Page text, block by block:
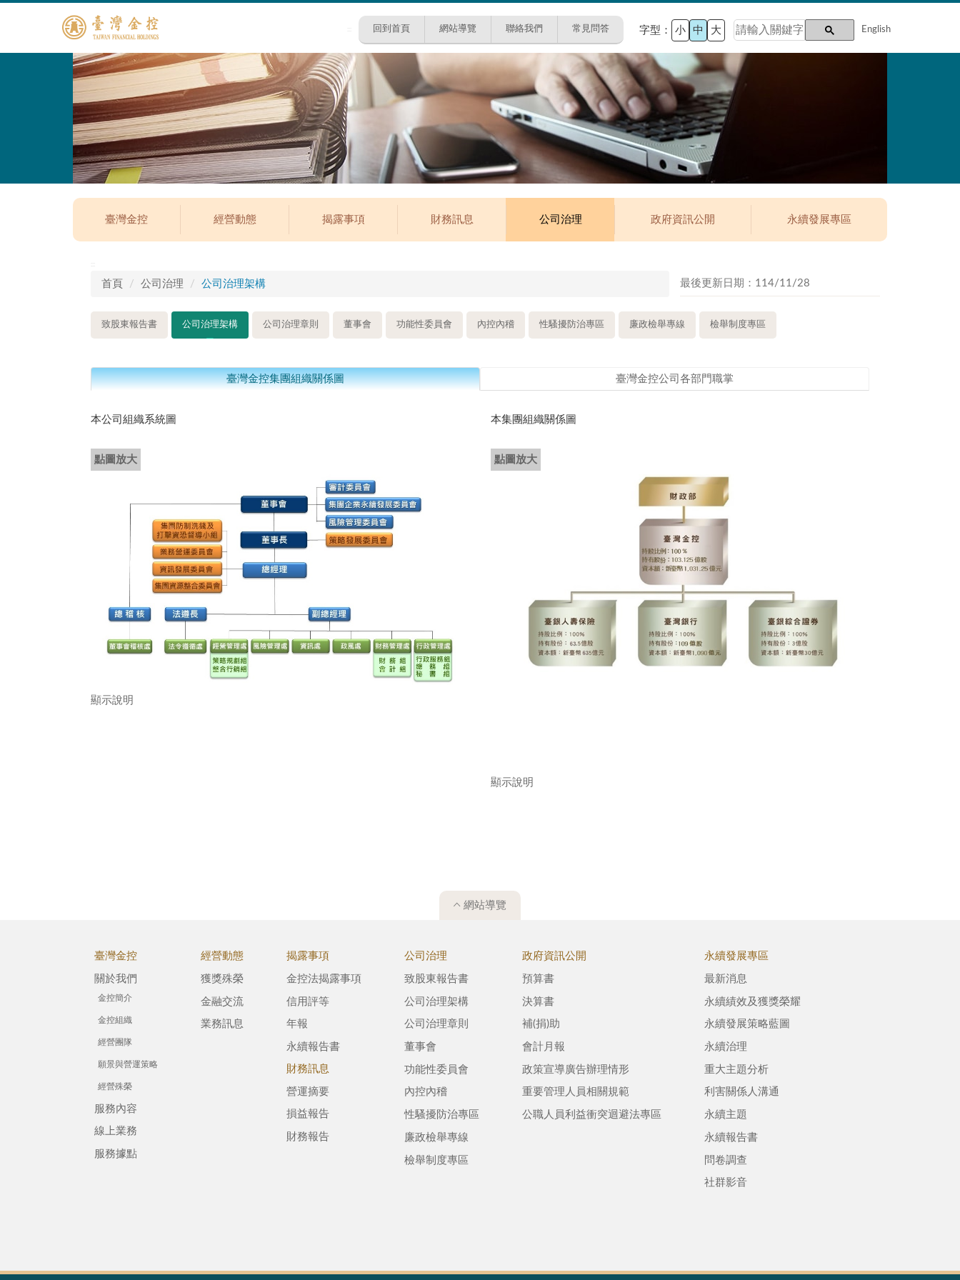
回到首頁 網站導覽 聯絡我們 常見問答 字型： 小 中 大 English
臺灣金控 經營動態 揭露事項 財務訊息 公司治理 政府資訊公開 永續發展專區
首頁 公司治理 公司治理架構 最後更新日期：114/11/28
致股東報告書 公司治理架構 公司治理章則 董事會 功能性委員會 內控內稽 性騷擾防治專區 廉政檢舉專線 檢舉制度專區
臺灣金控集團組織關係圖 臺灣金控公司各部門職掌
本公司組織系統圖
點圖放大
顯示說明
本集團組織關係圖
點圖放大
顯示說明
網站導覽
臺灣金控
關於我們
金控簡介
金控組織
經營團隊
願景與營運策略
經營殊榮
服務內容
線上業務
服務據點
經營動態
獲獎殊榮
金融交流
業務訊息
揭露事項
金控法揭露事項
信用評等
年報
永續報告書
財務訊息
營運摘要
損益報告
財務報告
公司治理
致股東報告書
公司治理架構
公司治理章則
董事會
功能性委員會
內控內稽
性騷擾防治專區
廉政檢舉專線
檢舉制度專區
政府資訊公開
預算書
決算書
補(捐)助
會計月報
政策宣導廣告辦理情形
重要管理人員相關規範
公職人員利益衝突迴避法專區
永續發展專區
最新消息
永續績效及獲獎榮耀
永續發展策略藍圖
永續治理
重大主題分析
利害關係人溝通
永續主題
永續報告書
問卷調查
社群影音